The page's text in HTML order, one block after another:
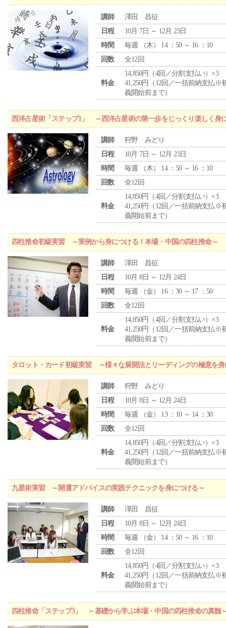
講師
澤田 昌征
日程
10月 7日 ～ 12月 23日
時間
毎週 （木） 14 ：50 ～ 16 ：10
回数
全12回
料金
14,850円（4回／分割支払い）×3
41,250円（12回／一括前納支払※
義開始前まで）
西洋占星術「ステップ1」 ～西洋占星術の第一歩をじっくり楽しく身
講師
狩野 みどり
日程
10月 7日 ～ 12月 23日
時間
毎週 （木） 14 ：50 ～ 16 ：10
回数
全12回
料金
14,850円（4回／分割支払い）×3
41,250円（12回／一括前納支払※
義開始前まで）
四柱推命初級実習 ～実例から身につける！本場・中国の四柱推命～
講師
澤田 昌征
日程
10月 8日 ～ 12月 24日
時間
毎週 （金） 16 ：30 ～ 17 ：50
回数
全12回
料金
14,850円（4回／分割支払い）×3
41,250円（12回／一括前納支払※
義開始前まで）
タロット・カード初級実習 ～様々な展開法とリーディングの極意を身
講師
狩野 みどり
日程
10月 8日 ～ 12月 24日
時間
毎週 （金） 13 ：10 ～ 14 ：30
回数
全12回
料金
14,850円（4回／分割支払い）×3
41,250円（12回／一括前納支払※
義開始前まで）
九星術実習 ～開運アドバイスの実践テクニックを身につける～
講師
澤田 昌征
日程
10月 8日 ～ 12月 24日
時間
毎週 （金） 14 ：50 ～ 16 ：10
回数
全12回
料金
14,850円（4回／分割支払い）×3
41,250円（12回／一括前納支払※
義開始前まで）
四柱推命「ステップ3」 ～基礎から学ぶ本場・中国の四柱推命の真髄